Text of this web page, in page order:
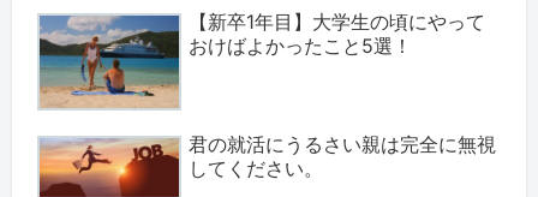
【新卒1年目】大学生の頃にやって
おけばよかったこと5選！
君の就活にうるさい親は完全に無視
してください。